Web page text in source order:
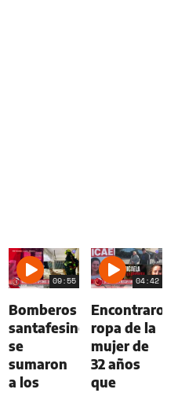
09:55
Bomberos
santafesinos
se
sumaron
a los
04:42
Encontraron
ropa de la
mujer de
32 años
que